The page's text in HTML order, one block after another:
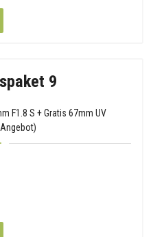
9
F1.8 S + Gratis 67mm UV